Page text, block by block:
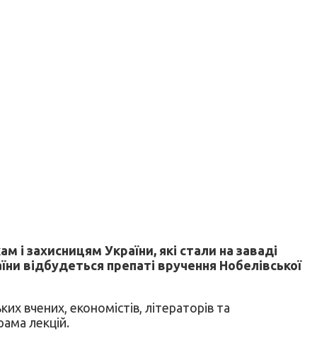
і захисницям України, які стали на заваді
відбудеться препаті вручення Нобелівської
вчених, економістів, літераторів та
лекцій.